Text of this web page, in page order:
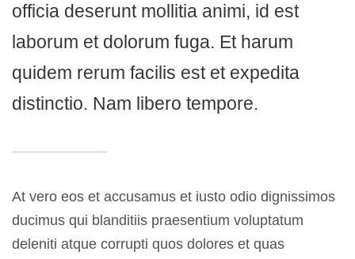
officia deserunt mollitia animi, id est
laborum et dolorum fuga. Et harum
quidem rerum facilis est et expedita
distinctio. Nam libero tempore.
At vero eos et accusamus et iusto odio dignissimos
ducimus qui blanditiis praesentium voluptatum
deleniti atque corrupti quos dolores et quas